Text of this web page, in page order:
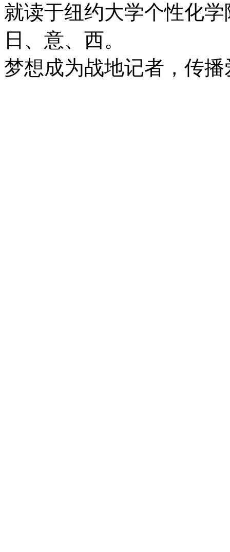
就读于纽约大学个性化
日、意、西。
梦想成为战地记者，传